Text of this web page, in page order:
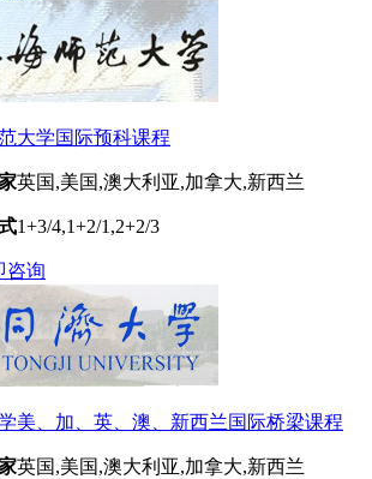
范大学国际预科课程
英国,美国,澳大利亚,加拿大,新西兰
1+3/4,1+2/1,2+2/3
咨询
美、加、英、澳、新西兰国际桥梁课程
英国,美国,澳大利亚,加拿大,新西兰